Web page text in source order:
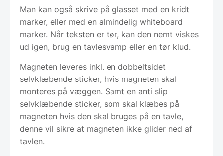
Man kan også skrive på glasset med en kridt
marker, eller med en almindelig whiteboard
marker. Når teksten er tør, kan den nemt viskes
ud igen, brug en tavlesvamp eller en tør klud.
Magneten leveres inkl. en dobbeltsidet
selvklæbende sticker, hvis magneten skal
monteres på væggen. Samt en anti slip
selvklæbende sticker, som skal klæbes på
magneten hvis den skal bruges på en tavle,
denne vil sikre at magneten ikke glider ned af
tavlen.